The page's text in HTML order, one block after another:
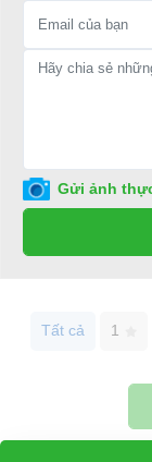
Điện thoại: 08 68
Website:Gửi ảnh
Tất cả 1